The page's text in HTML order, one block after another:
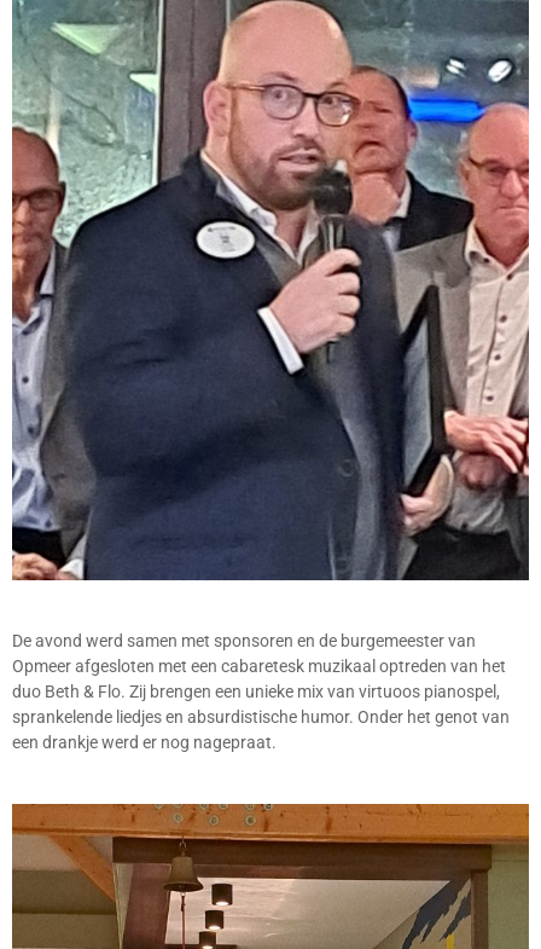
De avond werd samen met sponsoren en de burgemeester van
Opmeer afgesloten met een cabaretesk muzikaal optreden van het
duo Beth & Flo. Zij brengen een unieke mix van virtuoos pianospel,
sprankelende liedjes en absurdistische humor. Onder het genot van
een drankje werd er nog nagepraat.